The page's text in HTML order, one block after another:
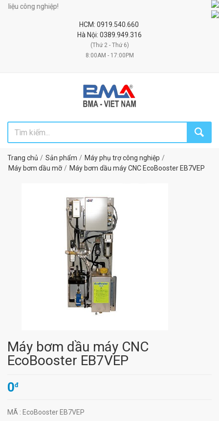
công nghiệp!
HCM: 0919.540.660
Hà Nội: 0389.949.316
(Thứ 2 - Thứ 6)
8:00AM - 17:00PM
Trang chủ Sản phẩm
Máy phụ trợ công nghiệp
Máy bơm dầu mỡ
Máy bơm dầu máy CNC EcoBooster EB7VEP
Máy bơm dầu máy CNC
EcoBooster EB7VEP
0đ
MÃ : EcoBooster EB7VEP